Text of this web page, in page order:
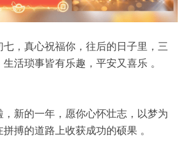
，真心祝福你，往后的日子里，三
活琐事皆有乐趣，平安又喜乐 。
新的一年，愿你心怀壮志，以梦为
搏的道路上收获成功的硕果 。